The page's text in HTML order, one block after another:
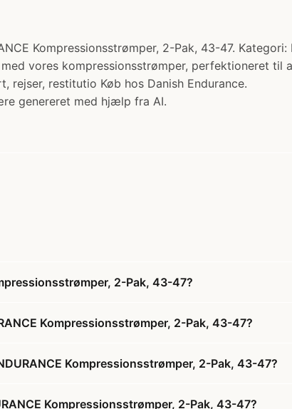
Kompressionsstrømper, 2-Pak, 43-47.
vores kompressionsstrømper, perfektioneret
restitutio Køb hos Danish Endurance.
genereret med hjælp fra AI.
2-Pak, 43-47?
Kompressionsstrømper, 2-Pak, 43-47?
Kompressionsstrømper, 2-Pak, 43-47?
Kompressionsstrømper, 2-Pak, 43-47?